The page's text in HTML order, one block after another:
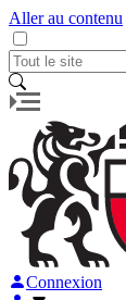
Aller au contenu
Connexion